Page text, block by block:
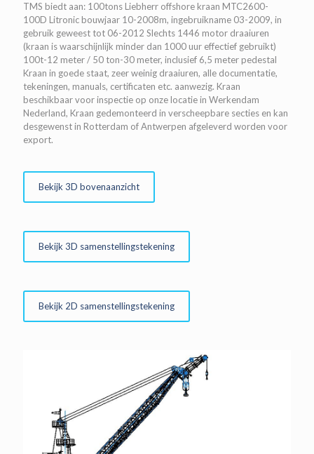
TMS biedt aan: 100tons Liebherr offshore kraan MTC2600-
100D Litronic bouwjaar 10-2008m, ingebruikname 03-2009, in
gebruik geweest tot 06-2012 Slechts 1446 motor draaiuren
(kraan is waarschijnlijk minder dan 1000 uur effectief gebruikt)
100t-12 meter / 50 ton-30 meter, inclusief 6,5 meter pedestal
Kraan in goede staat, zeer weinig draaiuren, alle documentatie,
tekeningen, manuals, certificaten etc. aanwezig. Kraan
beschikbaar voor inspectie op onze locatie in Werkendam
Nederland, Kraan gedemonteerd in verscheepbare secties en kan
desgewenst in Rotterdam of Antwerpen afgeleverd worden voor
export.
Bekijk 3D bovenaanzicht
Bekijk 3D samenstellingstekening
Bekijk 2D samenstellingstekening